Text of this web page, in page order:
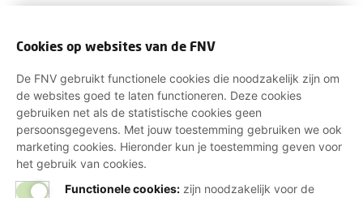
Cookies op websites van de FNV
De FNV gebruikt functionele cookies die noodzakelijk zijn om
de websites goed te laten functioneren. Deze cookies
gebruiken net als de statistische cookies geen
persoonsgegevens. Met jouw toestemming gebruiken we ook
marketing cookies. Hieronder kun je toestemming geven voor
het gebruik van cookies.
Functionele cookies: zijn noodzakelijk voor de